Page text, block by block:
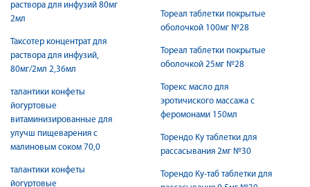
раствора для инфузий 80мг
2мл
Таксотер концентрат для
раствора для инфузий,
80мг/2мл 2,36мл
талантики конфеты
йогуртовые
витаминизированные для
улучш пищеварения с
малиновым соком 70,0
талантики конфеты
йогуртовые
Тореал таблетки покрытые
оболочкой 100мг №28
Тореал таблетки покрытые
оболочкой 25мг №28
Торекс масло для
эротичиского массажа с
феромонами 150мл
Торендо Ку таблетки для
рассасывания 2мг №30
Торендо Ку-таб таблетки для